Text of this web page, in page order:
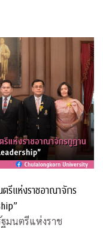
รีแห่งราชอาณาจักร
มนตรีแห่งราช